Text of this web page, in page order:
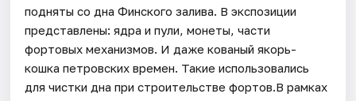
подняты со дна Финского залива. В экспозиции
представлены: ядра и пули, монеты, части
фортовых механизмов. И даже кованый якорь-
кошка петровских времен. Такие использовались
для чистки дна при строительстве фортов.В рамках